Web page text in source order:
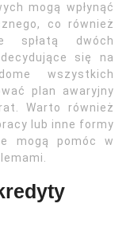
mogą wpłynąć
co również
spłatą dwóch
się na
wszystkich
plan awaryjny
Warto również
lub inne formy
mogą pomóc w